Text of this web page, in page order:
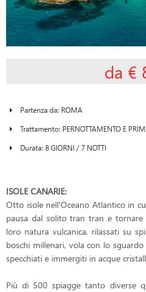
da €
Partenza da: ROMA
Trattamento: PERNOTTAMENTO E
Durata: 8 GIORNI / 7 NOTTI
ISOLE CANARIE:
Otto isole nell'Oceano Atlantico in
pausa dal solito tran tran e tornare
loro natura vulcanica, rilassati su
boschi millenari, vola con lo
specchiati e immergiti in acque
Più di 500 spiagge tanto diverse